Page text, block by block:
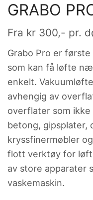
GRABO
Fra kr 300,- pr.
Grabo Pro er
som kan få løfte
enkelt.
avhengig av
overflater som
betong, gipsplater,
kryssfinermøbler
flott verktøy for
av store apparater
vaskemaskin.